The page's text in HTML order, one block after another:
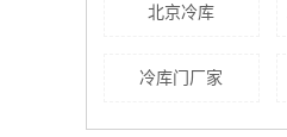
​北京冷库
冷库门厂家